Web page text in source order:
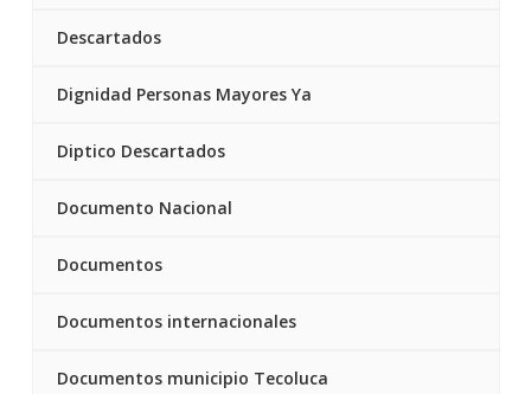
Descartados
Dignidad Personas Mayores Ya
Diptico Descartados
Documento Nacional
Documentos
Documentos internacionales
Documentos municipio Tecoluca